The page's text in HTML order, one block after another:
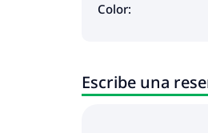
1 x Mesa de
Color:
Escribe una